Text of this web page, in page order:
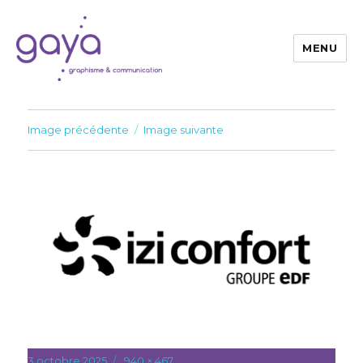
MENU
Image précédente Image suivante